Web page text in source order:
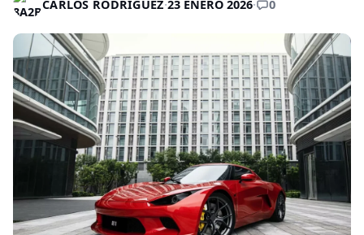
CARLOS RODRÍGUEZ·23 ENERO 2026· 0